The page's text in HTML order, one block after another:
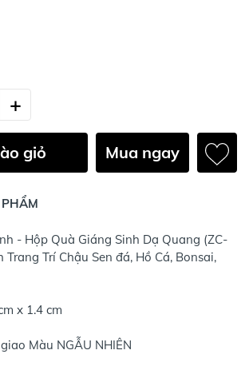
+
giỏ Mua ngay
- Hộp Quà Giáng Sinh Dạ Quang (ZC-
Trang Trí Chậu Sen đá, Hồ Cá, Bonsai,
x 1.4 cm
Màu NGẪU NHIÊN